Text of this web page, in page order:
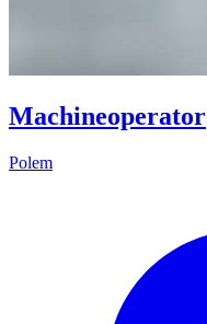
Machineoperator
Polem